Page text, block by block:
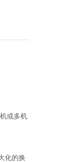
或多机
化的换